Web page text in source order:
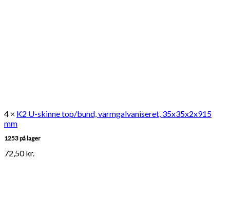
4 × K2 U-skinne top/bund, varmgalvaniseret, 35x35x2x915
mm
1253 på lager
72,50kr.